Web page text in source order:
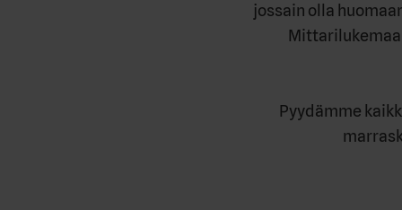
jossain olla
Pyydämme